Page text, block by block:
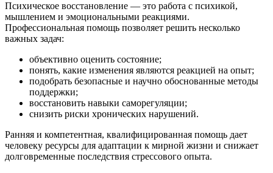
Психическое восстановление — это работа с психикой,
мышлением и эмоциональными реакциями.
Профессиональная помощь позволяет решить несколько
важных задач:
объективно оценить состояние;
понять, какие изменения являются реакцией на опыт;
подобрать безопасные и научно обоснованные методы
поддержки;
восстановить навыки саморегуляции;
снизить риски хронических нарушений.
Ранняя и компетентная, квалифицированная помощь дает
человеку ресурсы для адаптации к мирной жизни и снижает
долговременные последствия стрессового опыта.